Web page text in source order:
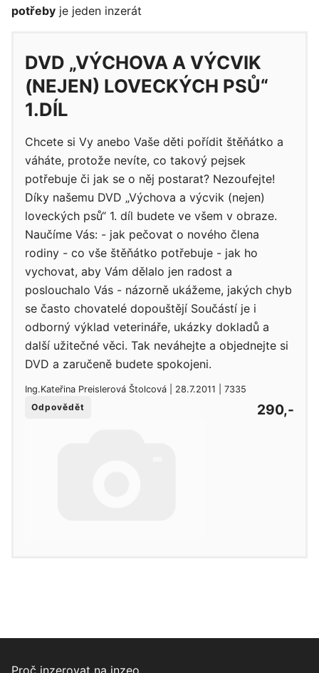
potřeby je jeden inzerát
DVD „VÝCHOVA A VÝCVIK
(NEJEN) LOVECKÝCH PSŮ“
1.DÍL
Chcete si Vy anebo Vaše děti pořídit štěňátko a
váháte, protože nevíte, co takový pejsek
potřebuje či jak se o něj postarat? Nezoufejte!
Díky našemu DVD „Výchova a výcvik (nejen)
loveckých psů“ 1. díl budete ve všem v obraze.
Naučíme Vás: - jak pečovat o nového člena
rodiny - co vše štěňátko potřebuje - jak ho
vychovat, aby Vám dělalo jen radost a
poslouchalo Vás - názorně ukážeme, jakých chyb
se často chovatelé dopouštějí Součástí je i
odborný výklad veterináře, ukázky dokladů a
další užitečné věci. Tak neváhejte a objednejte si
DVD a zaručeně budete spokojeni.
Ing.Kateřina Preislerová Štolcová | 28.7.2011 | 7335
Odpovědět
290,-
Proč inzerovat na inzeo